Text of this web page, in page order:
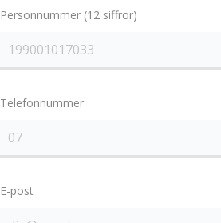
Personnummer (12 siffror)
Telefonnummer
E-post